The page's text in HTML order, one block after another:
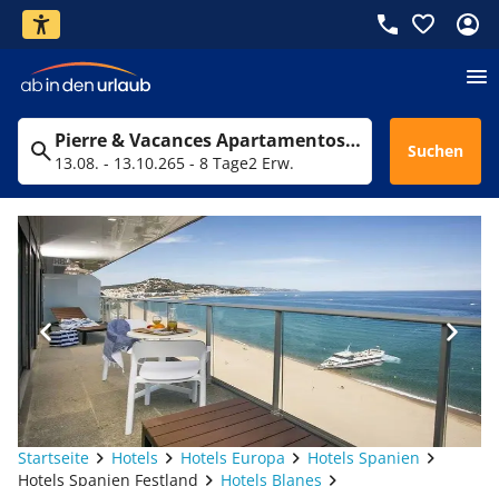
Pierre & Vacances Apartamentos Blanes Playa
13.08. - 13.10.265 - 8 Tage2 Erw.
Suchen
Startseite Hotels Hotels Europa
Hotels Spanien
Hotels Spanien Festland
Hotels Blanes